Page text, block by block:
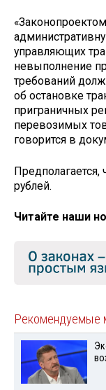
управляющих
невыполнение
требований
об остановке
приграничных
перевозимых
говорится в
Предполагается,
рублей.
Читайте наши
Рекомендуемые